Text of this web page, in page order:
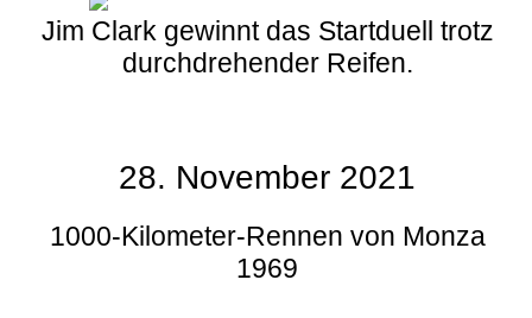
Jim Clark gewinnt das Startduell trotz
durchdrehender Reifen.
28. November 2021
1000-Kilometer-Rennen von Monza
1969